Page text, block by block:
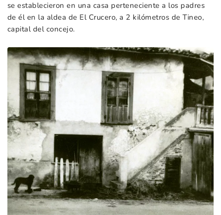
se establecieron en una casa perteneciente a los padres
de él en la aldea de El Crucero, a 2 kilómetros de Tineo,
capital del concejo.